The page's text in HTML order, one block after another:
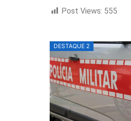
Post Views: 555
DESTAQUE 2